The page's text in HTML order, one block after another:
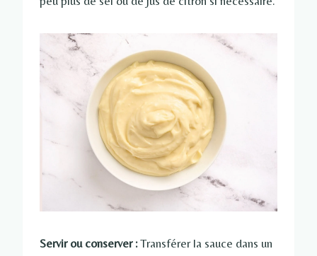
Servir ou conserver :Transférer la sauce dans un